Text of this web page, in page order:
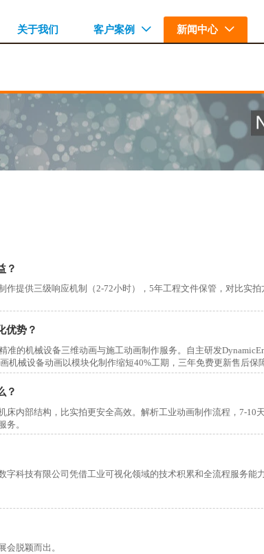
关于我们 客户案例  新闻中心 
？
作提供三级响应机制（2-72小时），5年工程文件保管，对比实
优势？
准的机械设备三维动画与施工动画制作服务。自主研发
机械设备动画以模块化制作缩短40%工期，三年免费更新售后保障
？
内部结构，比实拍更安全高效。解析工业动画制作流程，7-10
务。
字科技有限公司凭借工业可视化领域的技术积累和全流程服务能
脱颖而出。